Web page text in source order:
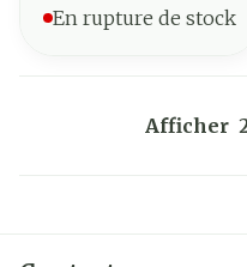
En rupture de stock
Afficher